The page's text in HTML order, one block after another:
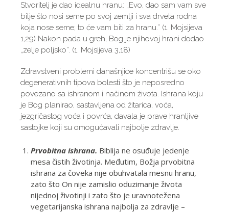
Stvoritelj je dao idealnu hranu: „Evo, dao sam vam sve
bilje što nosi seme po svoj zemlji i sva drveta rodna
koja nose seme; to će vam biti za hranu.” (1. Mojsijeva
1,29) Nakon pada u greh, Bog je njihovoj hrani dodao
„zelje poljsko”. (1. Mojsijeva 3,18)
Zdravstveni problemi današnjice koncentrišu se oko
degenerativnih tipova bolesti što je neposredno
povezano sa ishranom i načinom života. Ishrana koju
je Bog planirao, sastavljena od žitarica, voća,
jezgričastog voća i povrća, davala je prave hranljive
sastojke koji su omogućavali najbolje zdravlje.
Prvobitna ishrana. Biblija ne osuđuje jedenje
mesa čistih životinja. Međutim, Božja prvobitna
ishrana za čoveka nije obuhvatala mesnu hranu,
zato što On nije zamislio oduzimanje života
nijednoj životinji i zato što je uravnotežena
vegetarijanska ishrana najbolja za zdravlje –